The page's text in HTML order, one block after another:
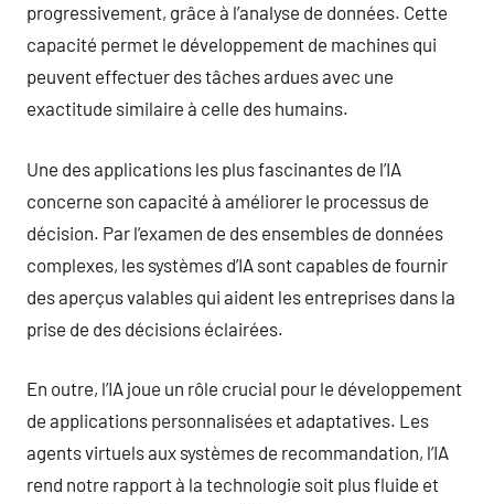
progressivement, grâce à l’analyse de données. Cette
capacité permet le développement de machines qui
peuvent effectuer des tâches ardues avec une
exactitude similaire à celle des humains.
Une des applications les plus fascinantes de l’IA
concerne son capacité à améliorer le processus de
décision. Par l’examen de des ensembles de données
complexes, les systèmes d’IA sont capables de fournir
des aperçus valables qui aident les entreprises dans la
prise de des décisions éclairées.
En outre, l’IA joue un rôle crucial pour le développement
de applications personnalisées et adaptatives. Les
agents virtuels aux systèmes de recommandation, l’IA
rend notre rapport à la technologie soit plus fluide et